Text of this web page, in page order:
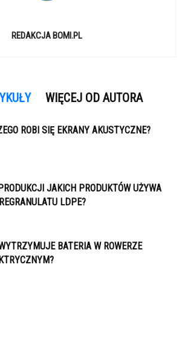
REDAKCJA BOMI.PL
WIĘCEJ OD AUTORA
ROBI SIĘ EKRANY AKUSTYCZNE?
JAKICH PRODUKTÓW UŻYWA
LDPE?
BATERIA W ROWERZE